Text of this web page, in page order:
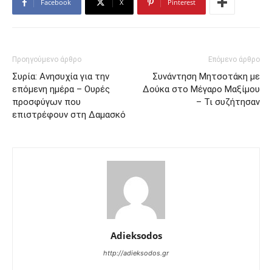
Facebook X Pinterest
Προηγούμενο άρθρο
Συρία: Ανησυχία για την
επόμενη ημέρα – Ουρές
προσφύγων που
επιστρέφουν στη Δαμασκό
Επόμενο άρθρο
Συνάντηση Μητσοτάκη με
Δούκα στο Μέγαρο Μαξίμου
– Τι συζήτησαν
Adieksodos
http://adieksodos.gr